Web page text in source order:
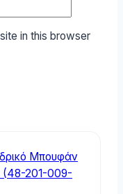
in this browser